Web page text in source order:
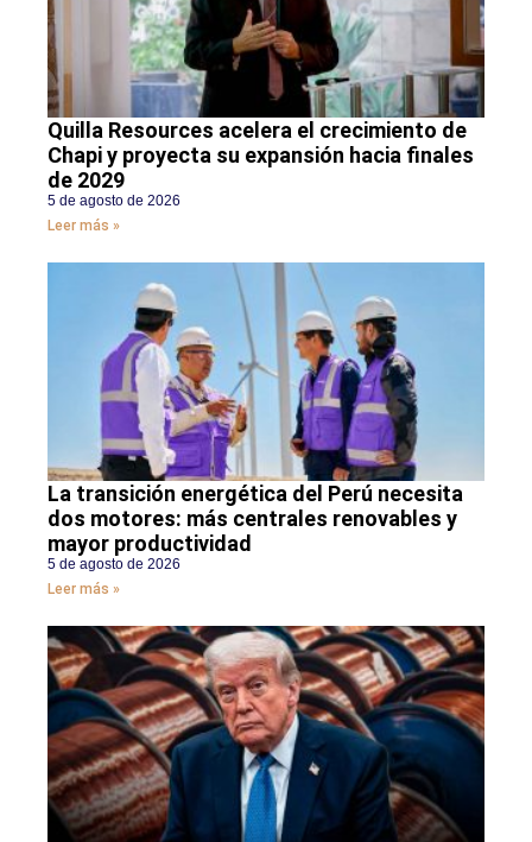
Quilla Resources acelera el crecimiento de
Chapi y proyecta su expansión hacia finales
de 2029
5 de agosto de 2026
Leer más »
La transición energética del Perú necesita
dos motores: más centrales renovables y
mayor productividad
5 de agosto de 2026
Leer más »